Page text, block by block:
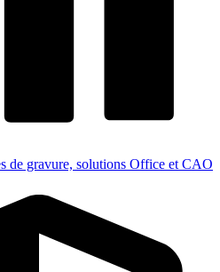
de gravure, solutions Office et CAO